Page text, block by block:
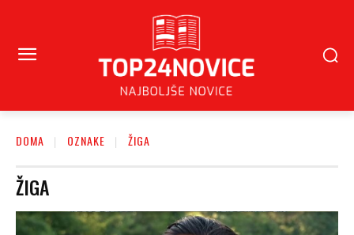
DOMA OZNAKE ŽIGA
ŽIGA